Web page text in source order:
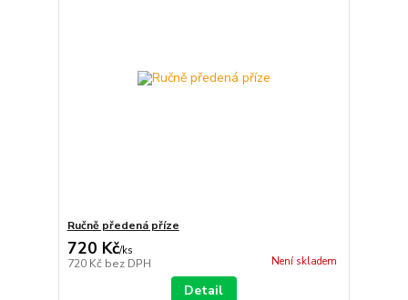
Ručně předená příze
720 Kč/ks
720 Kč bez DPH Není skladem
Detail